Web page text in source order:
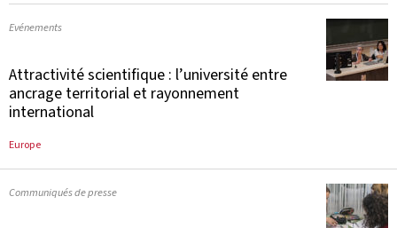
Evénements
Attractivité scientifique : l’université entre
ancrage territorial et rayonnement
international
Europe
Communiqués de presse